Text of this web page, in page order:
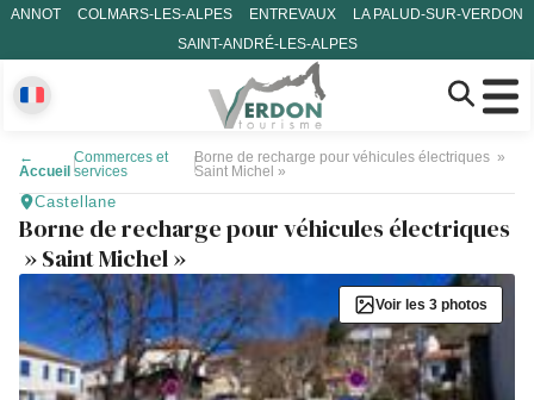
ANNOT COLMARS-LES-ALPES ENTREVAUX
LA PALUD-SUR-VERDON
SAINT-ANDRÉ-LES-ALPES
←
Accueil
Commerces et
services
Borne de recharge pour véhicules électriques »
Saint Michel »
Castellane
Borne de recharge pour véhicules électriques
» Saint Michel »
Voir les 3 photos